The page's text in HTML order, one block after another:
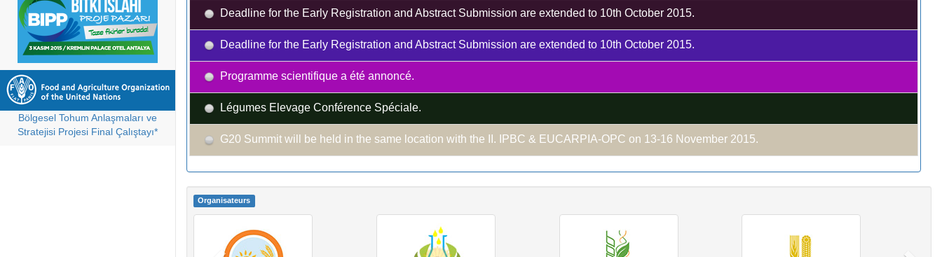
Bölgesel Tohum Anlaşmaları ve
Stratejisi Projesi Final Çalıştayı*
Deadline for the Early Registration and Abstract Submission are extended to 10th October 2015.
Deadline for the Early Registration and Abstract Submission are extended to 10th October 2015.
Programme scientifique a été annoncé.
Légumes Elevage Conférence Spéciale.
G20 Summit will be held in the same location with the II. IPBC & EUCARPIA-OPC on 13-16 November 2015.
Organisateurs